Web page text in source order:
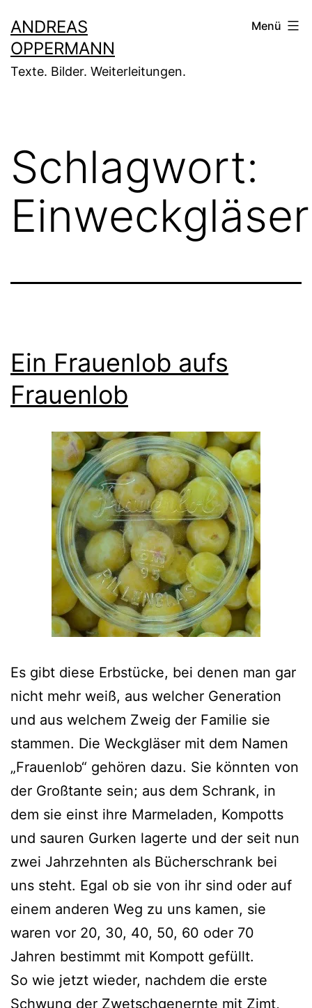
Inhalt
springen
ANDREAS
OPPERMANN
Texte. Bilder. Weiterleitungen.
Menü
Schlagwort:
Einweckgläser
Ein Frauenlob aufs
Frauenlob
Es gibt diese Erbstücke, bei denen man gar
nicht mehr weiß, aus welcher Generation
und aus welchem Zweig der Familie sie
stammen. Die Weckgläser mit dem Namen
„Frauenlob“ gehören dazu. Sie könnten von
der Großtante sein; aus dem Schrank, in
dem sie einst ihre Marmeladen, Kompotts
und sauren Gurken lagerte und der seit nun
zwei Jahrzehnten als Bücherschrank bei
uns steht. Egal ob sie von ihr sind oder auf
einem anderen Weg zu uns kamen, sie
waren vor 20, 30, 40, 50, 60 oder 70
Jahren bestimmt mit Kompott gefüllt.
So wie jetzt wieder, nachdem die erste
Schwung der Zwetschgenernte mit Zimt,